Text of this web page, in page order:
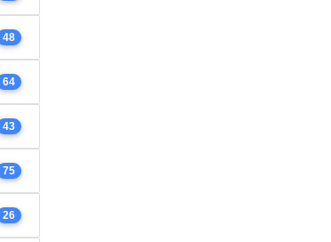
48
64
43
75
26